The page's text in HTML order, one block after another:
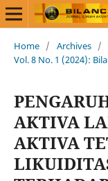
Home / Archives /
Vol. 8 No. 1 (2024):
AKTIVA
AKTIVA